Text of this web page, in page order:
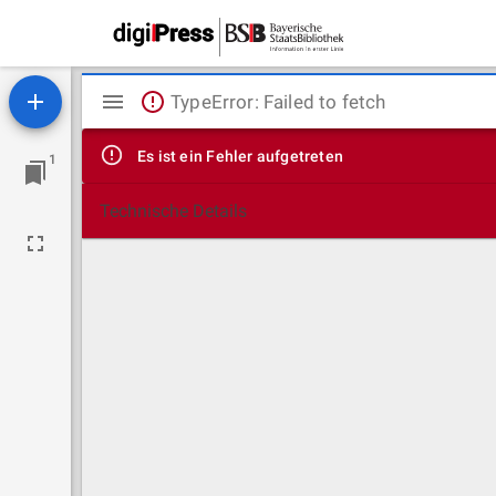
1
Mirador
Viewer
TypeError: Failed to fetch
Es ist ein Fehler aufgetreten
Technische Details